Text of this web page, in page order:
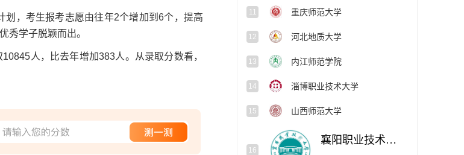
，考生报考志愿由往年2个增加到6个，提高
秀学子脱颖而出。
人，比去年增加383人。从录取分数看，
11 重庆师范大学
12 河北地质大学
13 内江师范学院
14 淄博职业技术大学
15 山西师范大学
16
襄阳职业技术大学